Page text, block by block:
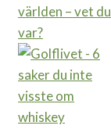
världen – vet du
var?